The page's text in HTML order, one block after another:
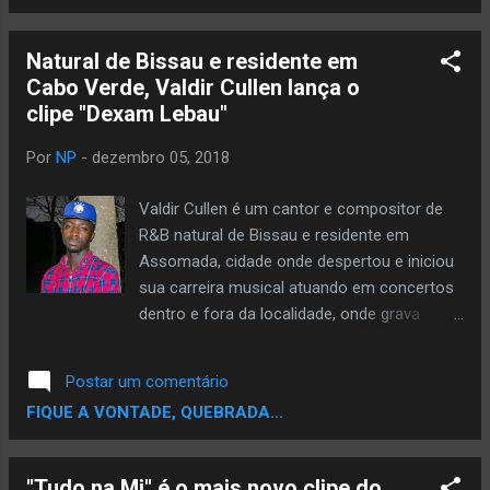
Natural de Bissau e residente em
Cabo Verde, Valdir Cullen lança o
clipe "Dexam Lebau"
Por NP - dezembro 05, 2018
Valdir Cullen é um cantor e compositor de
R&B natural de Bissau e residente em
Assomada, cidade onde despertou e iniciou
sua carreira musical atuando em concertos
dentro e fora da localidade, onde grava
participou de concursos de canto desde
muito jovem, descobrindo seu talento para a
música e sua paixão pela dança no liceu
Postar um comentário
FIQUE A VONTADE, QUEBRADA...